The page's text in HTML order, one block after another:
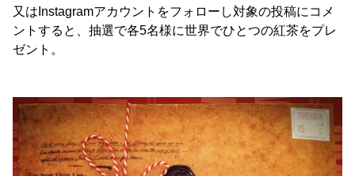
又はInstagramアカウントをフォローし対象の投稿にコメ
ントすると、抽選で各5名様に世界でひとつの紅茶をプレ
ゼント。